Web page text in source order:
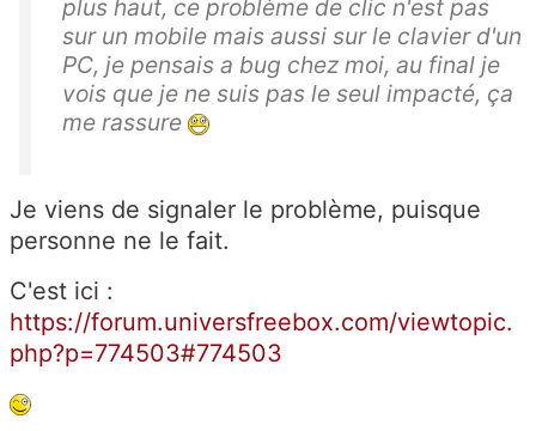
plus haut, ce problème de clic n'est pas
sur un mobile mais aussi sur le clavier d'un
PC, je pensais a bug chez moi, au final je
vois que je ne suis pas le seul impacté, ça
me rassure
Je viens de signaler le problème, puisque
personne ne le fait.
C'est ici :
https://forum.universfreebox.com/viewtopic.
php?p=774503#774503